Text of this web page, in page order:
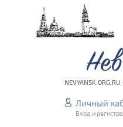
NEVYANSK.ORG.RU
Личный
Вход и